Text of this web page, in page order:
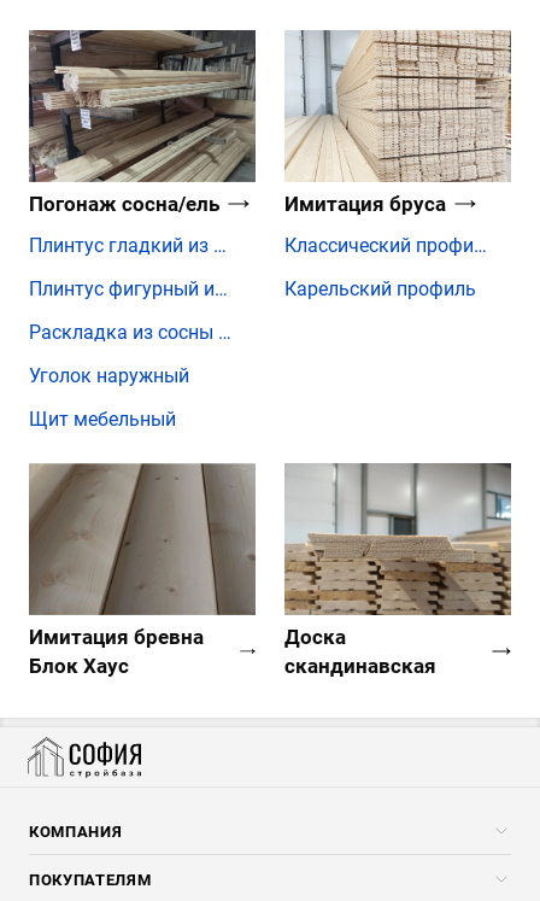
Погонаж сосна/ель
Плинтус гладкий из сосны и ели
Плинтус фигурный из сосны и ели
Раскладка из сосны и ели
Уголок наружный
Щит мебельный
Имитация бруса
Классический профиль
Карельский профиль
Имитация бревна
Блок Хаус
Доска
скандинавская
КОМПАНИЯ
Компания
ПОКУПАТЕЛЯМ